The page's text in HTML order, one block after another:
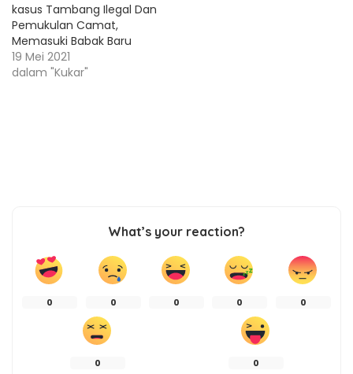
kasus Tambang Ilegal Dan
Pemukulan Camat,
Memasuki Babak Baru
19 Mei 2021
dalam "Kukar"
What’s your reaction?
0 0 0 0 0
0 0